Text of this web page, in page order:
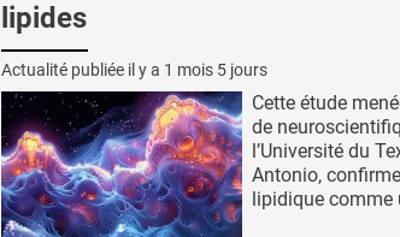
lipides
Actualité publiée il y a 1 mois 5 jours
Cette étude
de
l’Université du
Antonio,
lipidique comme